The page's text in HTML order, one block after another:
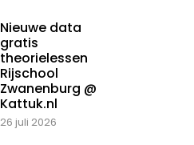
Nieuwe data
gratis
theorielessen
Rijschool
Zwanenburg @
Kattuk.nl
26 juli 2026